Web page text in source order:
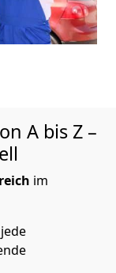
A bis Z –
im